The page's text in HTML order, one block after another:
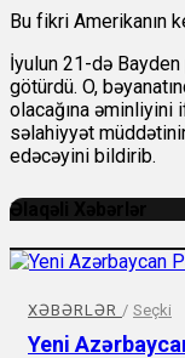
Bu fikri Amerikanın
İyulun 21-də
götürdü. O,
olacağına əminliyini
səlahiyyət
edəcəyini bildirib.
Əlaqəli Xəbərlər
XƏBƏRLƏR / Seçki
Yeni